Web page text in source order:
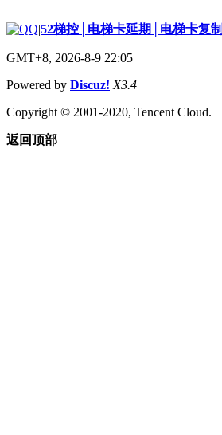
|52梯控│电梯卡延期│电梯卡复制
GMT+8, 2026-8-9 22:05
Powered by Discuz! X3.4
Copyright © 2001-2020, Tencent Cloud.
返回顶部